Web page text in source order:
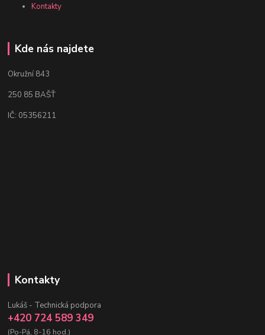
Kontakty
Kde nás najdete
Okružní 843
250 85 BAŠŤ
IČ: 05356211
Kontakty
Lukáš - Technická podpora
+420 724 589 349
(Po-Pá, 8-16 hod.)